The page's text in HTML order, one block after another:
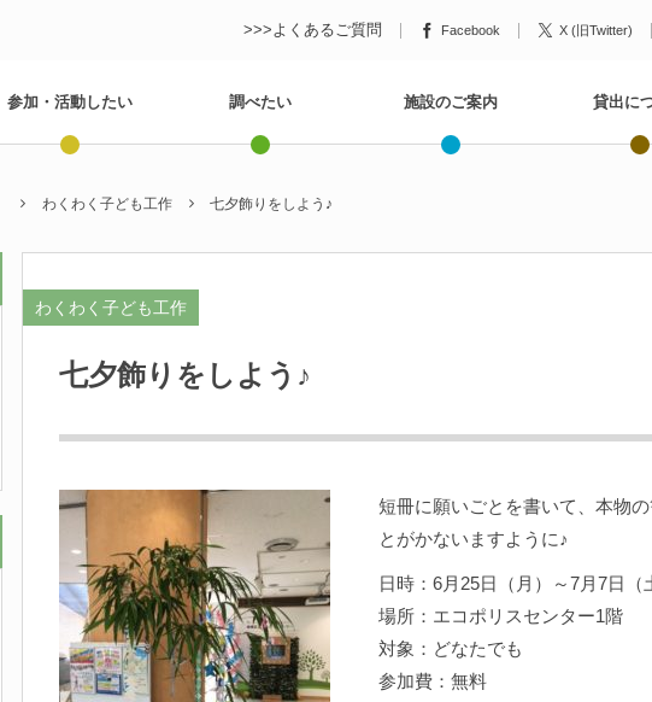
>>>よくあるご質問 Facebook X (旧Twitter)
参加・活動したい 調べたい 施設のご案内 貸出に
わくわく子ども工作 七夕飾りをしよう♪
わくわく子ども工作
七夕飾りをしよう♪
短冊に願いごとを書いて、本物
とがかないますように♪
日時：6月25日（月）～7月7日（
場所：エコポリスセンター1階
対象：どなたでも
参加費：無料